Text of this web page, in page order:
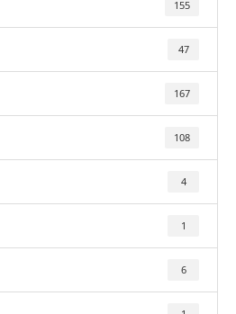
155
47
167
108
4
1
6